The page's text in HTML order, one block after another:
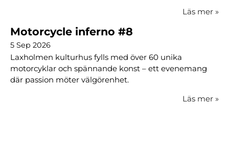
Läs mer »
Motorcycle inferno #8
5 Sep 2026
Laxholmen kulturhus fylls med över 60 unika
motorcyklar och spännande konst – ett evenemang
där passion möter välgörenhet.
Läs mer »